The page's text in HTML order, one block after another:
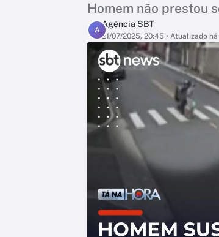
Homem não prestou
A
Agência SBT
21/07/2025, 20:45 • Atualizado há